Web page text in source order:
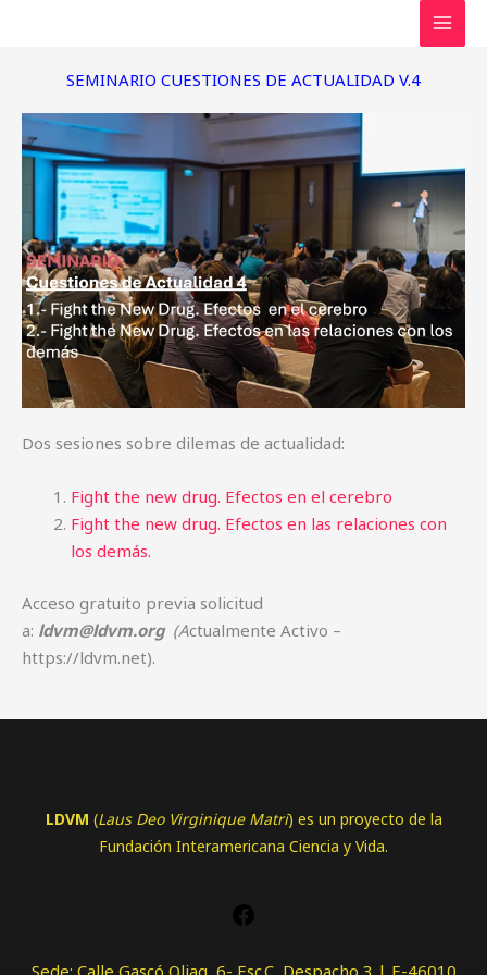
SEMINARIO CUESTIONES DE ACTUALIDAD V.4
Dos sesiones sobre dilemas de actualidad:
Fight the new drug. Efectos en el cerebro
Fight the new drug. Efectos en las relaciones con
los demás.
Acceso gratuito previa solicitud
a: ldvm@ldvm.org (Actualmente Activo –
https://ldvm.net).
LDVM (Laus Deo Virginique Matri) es un proyecto de la
Fundación Interamericana Ciencia y Vida.